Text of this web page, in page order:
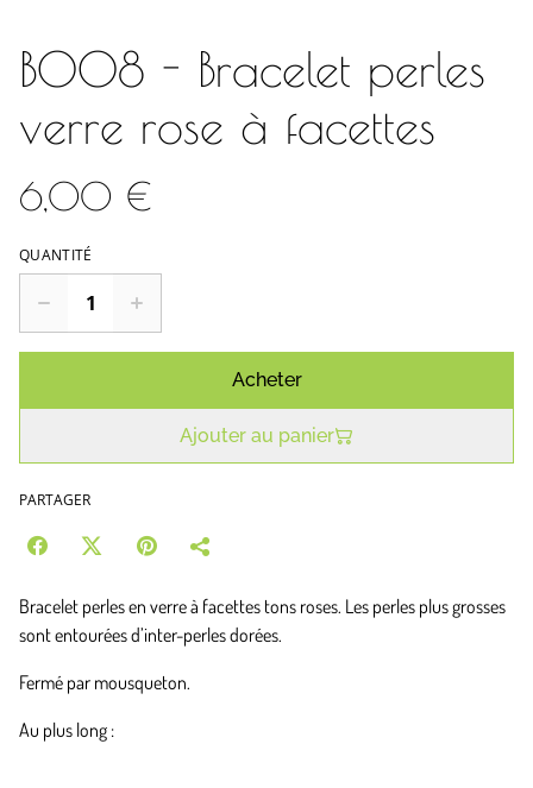
B008 - Bracelet perles
verre rose à facettes
6,00 €
QUANTITÉ
Acheter
Ajouter au panier
PARTAGER
Bracelet perles en verre à facettes tons roses. Les perles plus grosses
sont entourées d’inter-perles dorées.
Fermé par mousqueton.
Au plus long :